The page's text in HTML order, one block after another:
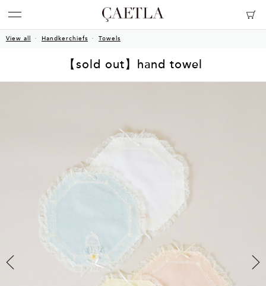
View all Handkerchiefs Towels
【sold out】hand towel